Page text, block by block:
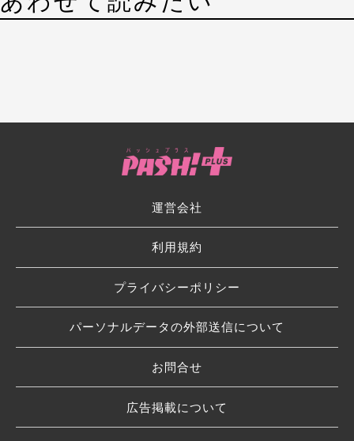
運営会社
利用規約
プライバシーポリシー
パーソナルデータの外部送信について
お問合せ
広告掲載について